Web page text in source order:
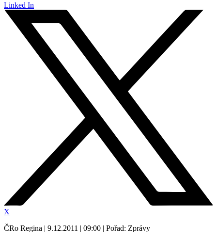
Linked In
X
ČRo Regina | 9.12.2011 | 09:00 | Pořad: Zprávy